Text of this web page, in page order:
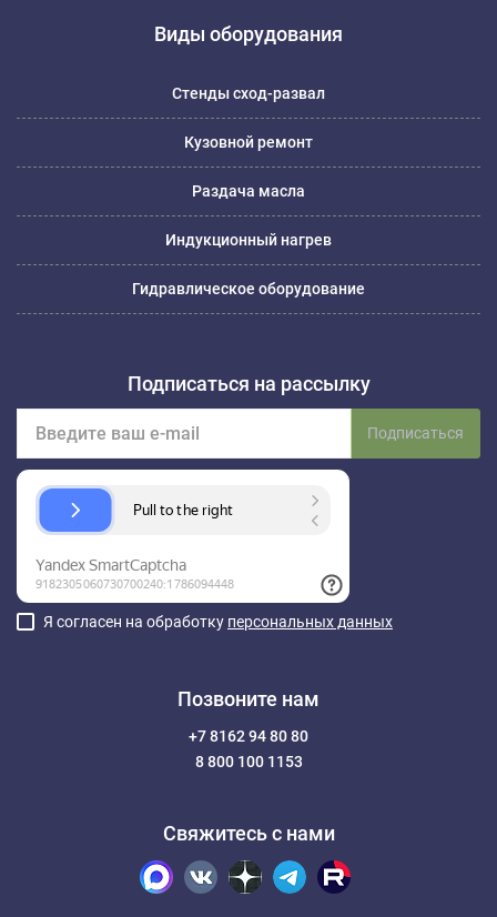
Виды оборудования
Стенды сход-развал
Кузовной ремонт
Раздача масла
Индукционный нагрев
Гидравлическое оборудование
Подписаться на рассылку
Подписаться
Я согласен на обработку персональных данных
Позвоните нам
+7 8162 94 80 80
8 800 100 1153
Свяжитесь с нами